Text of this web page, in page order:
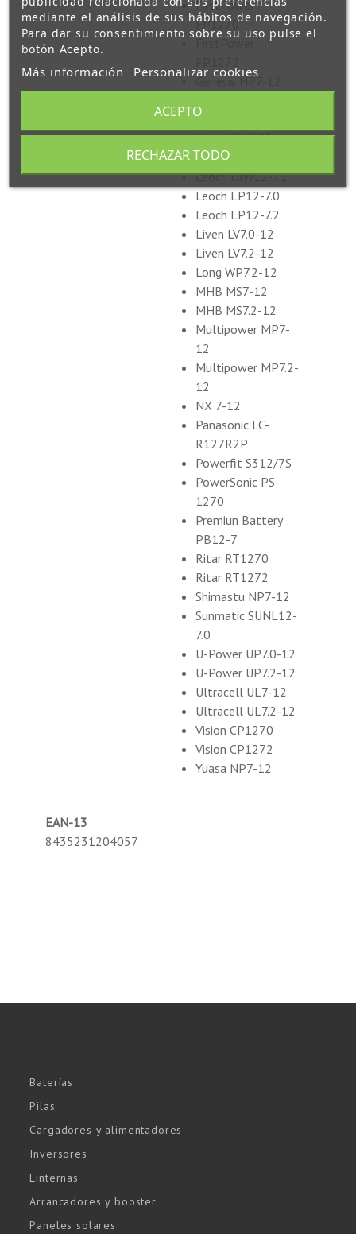
FirstPower
FP1270
Genesis NP7-12
Kaise KB1272
Kaise KB127S
Leoch DJW12-7.0
Leoch DJW12-7.2
Leoch LP12-7.0
Leoch LP12-7.2
Liven LV7.0-12
Liven LV7.2-12
Long WP7.2-12
MHB MS7-12
MHB MS7.2-12
Multipower MP7-
12
Multipower MP7.2-
12
NX 7-12
Panasonic LC-
R127R2P
Powerfit S312/7S
PowerSonic PS-
1270
Premiun Battery
PB12-7
Ritar RT1270
Ritar RT1272
Shimastu NP7-12
Sunmatic SUNL12-
7.0
U-Power UP7.0-12
U-Power UP7.2-12
Ultracell UL7-12
Ultracell UL7.2-12
Vision CP1270
Vision CP1272
Yuasa NP7-12
EAN-13
8435231204057
Baterías
Pilas
Cargadores y alimentadores
Inversores
Linternas
Arrancadores y booster
Paneles solares
mediante el análisis de sus hábitos de navegación.
Para dar su consentimiento sobre su uso pulse el
botón Acepto.
Más información Personalizar cookies
RECHAZAR TODO
ACEPTO